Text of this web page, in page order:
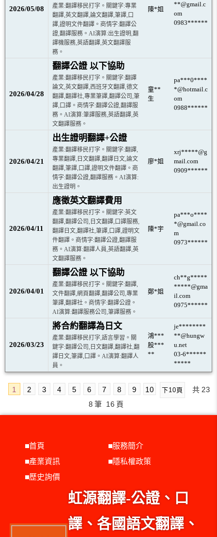
2026/05/08
產業:翻譯移民打字。關鍵字:專業
翻譯,英文翻譯,論文翻譯,筆譯,口
譯,證明文件翻譯。商情字:翻譯公
證,翻譯服務。AI演算:出生證明,翻
譯機服務,英語翻譯,英文翻譯服
務。
陳*姐
**@gmail.c
om
0983******
2026/04/28
翻譯公證 以下協助
產業:翻譯移民打字。關鍵字:翻譯
論文,英文翻譯,西班牙文翻譯,德文
翻譯,翻譯社,專業筆譯,翻譯公司,筆
譯,口譯。商情字:翻譯公證,翻譯服
務。AI演算:筆譯服務,英語翻譯,英
文翻譯服務。
童**
生
pa***0****
*@hotmail.c
om
0988******
2026/04/21
出生證明翻譯+公證
產業:翻譯移民打字。關鍵字:翻譯,
專業翻譯,日文翻譯,翻譯日文,論文
翻譯,筆譯,口譯,證明文件翻譯。商
情字:翻譯公證,翻譯服務。AI演算:
出生證明。
廖*姐
xrj*****@g
mail.com
0909******
2026/04/11
應徵英文翻譯費用
產業:翻譯移民打字。關鍵字:英文
翻譯,翻譯公司,日文翻譯,口譯服務,
翻譯日文,翻譯社,筆譯,口譯,證明文
件翻譯。商情字:翻譯公證,翻譯服
務。AI演算:翻譯人員,英語翻譯,英
文翻譯服務。
陳*宇
pa***o****
*@gmail.co
m
0973******
2026/04/01
翻譯公證 以下協助
產業:翻譯移民打字。關鍵字:翻譯,
文件翻譯,網頁翻譯,翻譯公司,專業
筆譯,翻譯社。商情字:翻譯公證。
AI演算:翻譯服務公司,筆譯服務。
鄭*姐
ch**g*****
*****@gma
il.com
0975******
2026/03/23
將合約翻譯為日文
產業:翻譯移民打字,語言學習。關
鍵字:翻譯公司,日文翻譯,翻譯社,翻
譯日文,筆譯,口譯。AI演算:翻譯人
員。
鴻***
股***
**
je********
**@hungw
u.net
03-6******
*****
1 2 3 4 5 6 7 8 9 10 下10頁 共 23
8 筆 16 頁
首頁
服務簡介
產業資訊
隱私權政策
歷史詢價
虹源翻譯-公證、口
譯、各國語文翻譯、